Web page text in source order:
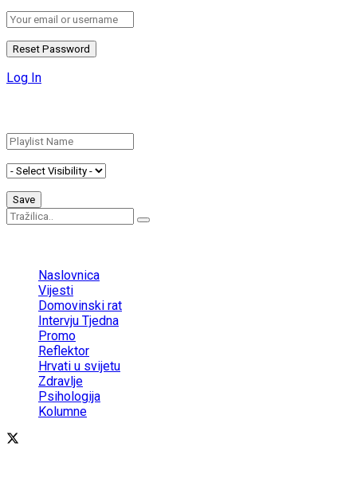
Log In
Naslovnica
Vijesti
Domovinski rat
Intervju Tjedna
Promo
Reflektor
Hrvati u svijetu
Zdravlje
Psihologija
Kolumne